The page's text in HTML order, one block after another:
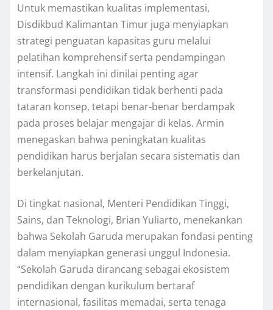
Untuk memastikan kualitas implementasi,
Disdikbud Kalimantan Timur juga menyiapkan
strategi penguatan kapasitas guru melalui
pelatihan komprehensif serta pendampingan
intensif. Langkah ini dinilai penting agar
transformasi pendidikan tidak berhenti pada
tataran konsep, tetapi benar-benar berdampak
pada proses belajar mengajar di kelas. Armin
menegaskan bahwa peningkatan kualitas
pendidikan harus berjalan secara sistematis dan
berkelanjutan.
Di tingkat nasional, Menteri Pendidikan Tinggi,
Sains, dan Teknologi, Brian Yuliarto, menekankan
bahwa Sekolah Garuda merupakan fondasi penting
dalam menyiapkan generasi unggul Indonesia.
“Sekolah Garuda dirancang sebagai ekosistem
pendidikan dengan kurikulum bertaraf
internasional, fasilitas memadai, serta tenaga